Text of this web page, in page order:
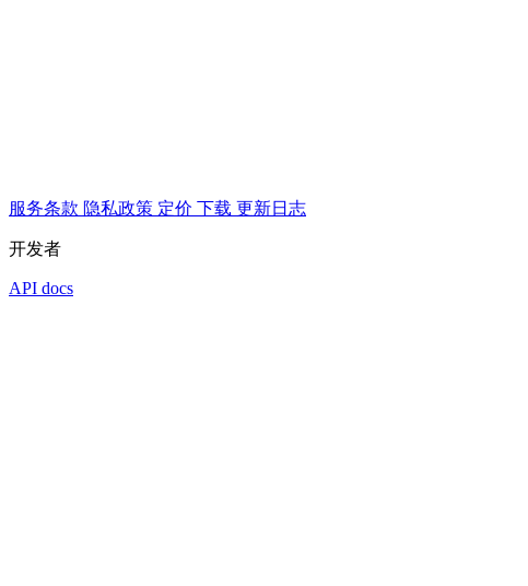
服务条款 隐私政策 定价 下载 更新日志
开发者
API docs